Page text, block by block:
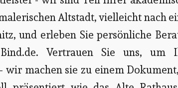
Altstadt, vielleicht nach
und erleben Sie persönliche
Vertrauen Sie uns, um
machen sie zu einem